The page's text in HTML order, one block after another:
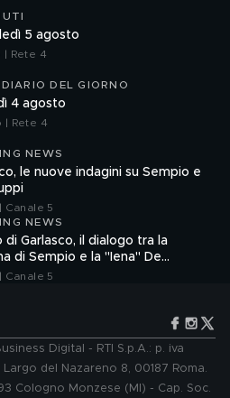
5 agosto
| Rete 4
DEL GIORNO
4 agosto
| Rete 4
NEWS
le nuove indagini su Sempio e
Canale 5
NEWS
di Garlasco, il dialogo tra la
di Sempio e la "Iena" De
nel 2022
Canale 5
Digital - RTI S.p.A.: p. iva
del Nazareno 8, 00187 Roma.
Cologno Monzese (MI) - Cap. Soc.